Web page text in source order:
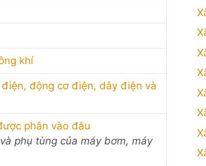
khí
động cơ điện, dây điện và
phân vào đâu
phụ tùng của máy bơm, máy